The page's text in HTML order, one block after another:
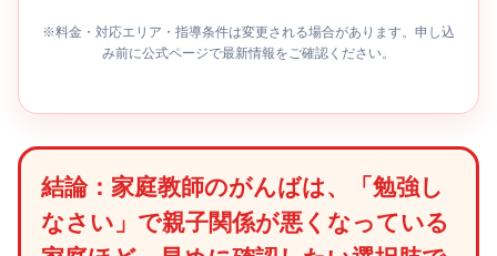
※料金・対応エリア・指導条件は変更される場合があります。申し込
み前に公式ページで最新情報をご確認ください。
結論：家庭教師のがんばは、「勉強し
なさい」で親子関係が悪くなっている